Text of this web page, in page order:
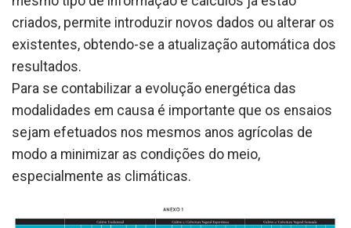
criados, permite introduzir novos dados ou alterar os
existentes, obtendo-se a atualização automática dos
resultados.
Para se contabilizar a evolução energética das
modalidades em causa é importante que os ensaios
sejam efetuados nos mesmos anos agrícolas de
modo a minimizar as condições do meio,
especialmente as climáticas.